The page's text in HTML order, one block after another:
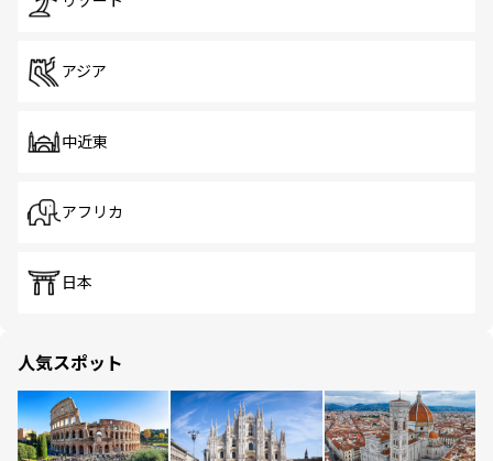
アジア
中近東
アフリカ
日本
人気スポット